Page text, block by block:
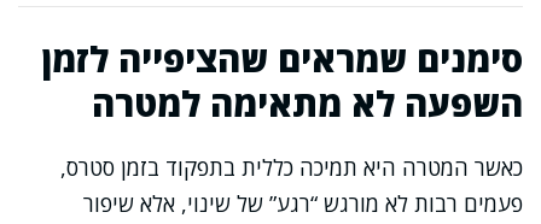
סימנים שמראים שהציפייה לזמן
השפעה לא מתאימה למטרה
כאשר המטרה היא תמיכה כללית בתפקוד בזמן סטרס,
פעמים רבות לא מורגש “רגע” של שינוי, אלא שיפור